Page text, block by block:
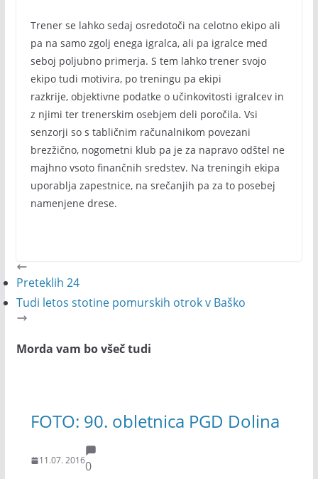
Trener se lahko sedaj osredotoči na celotno ekipo ali
pa na samo zgolj enega igralca, ali pa igralce med
seboj poljubno primerja. S tem lahko trener svojo
ekipo tudi motivira, po treningu pa ekipi
razkrije, objektivne podatke o učinkovitosti igralcev in
z njimi ter trenerskim osebjem deli poročila. Vsi
senzorji so s tabličnim računalnikom povezani
brezžično, nogometni klub pa je za napravo odštel ne
majhno vsoto finančnih sredstev. Na treningih ekipa
uporablja zapestnice, na srečanjih pa za to posebej
namenjene drese.
Preteklih 24
Tudi letos stotine pomurskih otrok v Baško
Morda vam bo všeč tudi
FOTO: 90. obletnica PGD Dolina
11.07. 20160